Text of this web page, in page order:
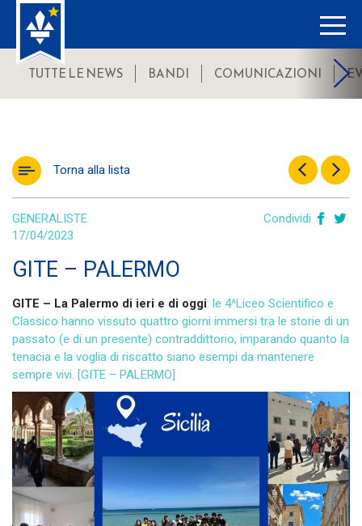
TUTTE LE NEWS BANDI COMUNICAZIONI
Torna alla lista
GENERALISTE
17/04/2023
Condividi
GITE – PALERMO
GITE – La Palermo di ieri e di oggi: le 4^Liceo Scientifico e
Classico hanno vissuto quattro giorni immersi tra le storie di un
passato (e di un presente) contraddittorio, imparando quanto la
tenacia e la voglia di riscatto siano esempi da mantenere
sempre vivi. [GITE – PALERMO]